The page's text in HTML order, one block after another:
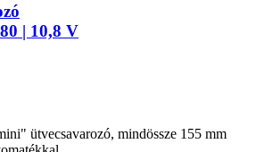
| 10,8 V
ütvecsavarozó, mindössze 155 mm